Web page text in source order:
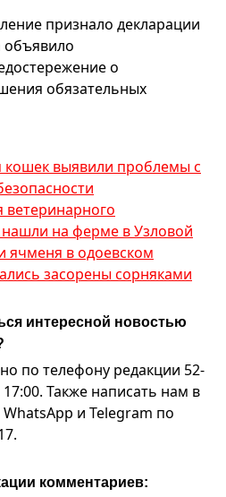
признало декларации
объявило
о
обязательных
кошек выявили проблемы с
нашли на ферме в Узловой
в одоевском
засорены сорняками
интересной новостью
по телефону редакции 52-
Также написать нам в
и Telegram по
комментариев: